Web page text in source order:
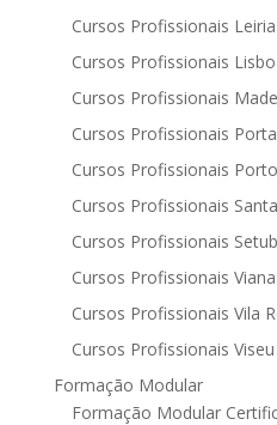
Cursos Profissionais Leiria
Cursos Profissionais
Cursos Profissionais
Cursos Profissionais
Cursos Profissionais Porto
Cursos Profissionais
Cursos Profissionais
Cursos Profissionais
Cursos Profissionais Vila
Cursos Profissionais Viseu
Formação Modular
Formação Modular